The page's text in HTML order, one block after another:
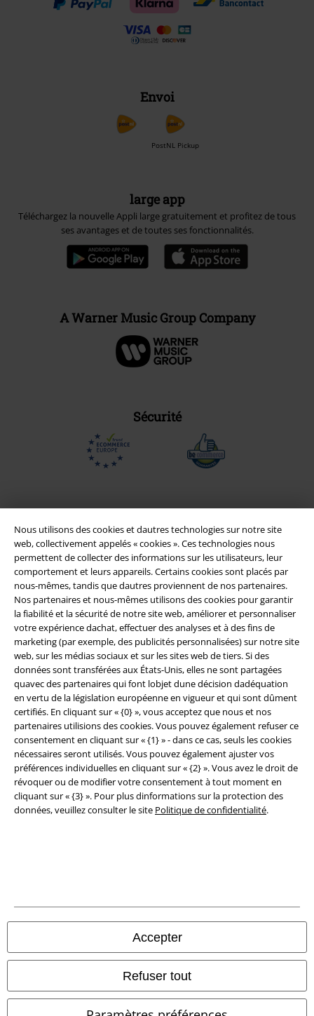
Nous utilisons des cookies et dautres technologies sur notre site
web, collectivement appelés « cookies ». Ces technologies nous
permettent de collecter des informations sur les utilisateurs, leur
comportement et leurs appareils. Certains cookies sont placés par
nous-mêmes, tandis que dautres proviennent de nos partenaires.
Nos partenaires et nous-mêmes utilisons des cookies pour garantir
la fiabilité et la sécurité de notre site web, améliorer et personnaliser
votre expérience dachat, effectuer des analyses et à des fins de
marketing (par exemple, des publicités personnalisées) sur notre site
web, sur les médias sociaux et sur les sites web de tiers. Si des
données sont transférées aux États-Unis, elles ne sont partagées
quavec des partenaires qui font lobjet dune décision dadéquation
en vertu de la législation européenne en vigueur et qui sont dûment
certifiés. En cliquant sur « {0} », vous acceptez que nous et nos
partenaires utilisions des cookies. Vous pouvez également refuser ce
consentement en cliquant sur « {1} » - dans ce cas, seuls les cookies
nécessaires seront utilisés. Vous pouvez également ajuster vos
préférences individuelles en cliquant sur « {2} ». Vous avez le droit de
révoquer ou de modifier votre consentement à tout moment en
cliquant sur « {3} ». Pour plus dinformations sur la protection des
données, veuillez consulter le site Politique de confidentialité.
Accepter
Refuser tout
Envoi
PostNL Pickup
large app
Téléchargez la nouvelle Appli large gratuitement et profitez de tous
ses avantages et de toutes ses fonctionnalités.
A Warner Music Group Company
Sécurité
Légal
Conditions générales
Éditeur
Clauses de confidentialité
Élimination des déchets et protection de l'environnement
Déclaration de Conformité
Informations sur l'accessibilité
Boutiques en ligne EMP